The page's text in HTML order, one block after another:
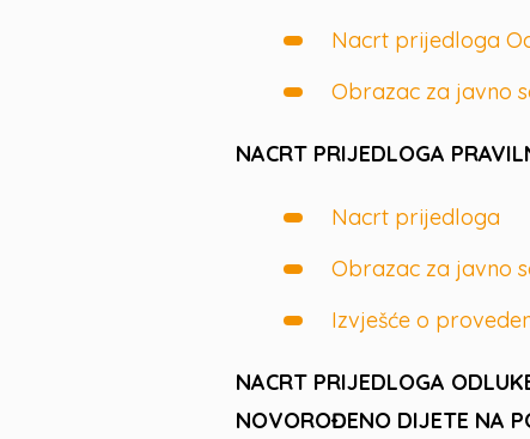
Nacrt prijedloga
Obrazac za javno
NACRT PRIJEDLOGA
Nacrt prijedloga
Obrazac za javno
Izvješće o
NACRT PRIJEDLOGA
NOVOROĐENO DIJETE NA